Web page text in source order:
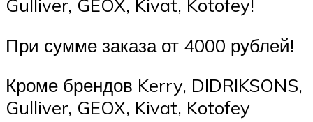
Gulliver, GEOX, Kivat, Kotofey!
При сумме заказа от 4000 рублей!
Кроме брендов Kerry, DIDRIKSONS,
Gulliver, GEOX, Kivat, Kotofey